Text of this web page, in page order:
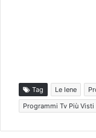
Tag Le Iene
Programmi Tv Più Visti